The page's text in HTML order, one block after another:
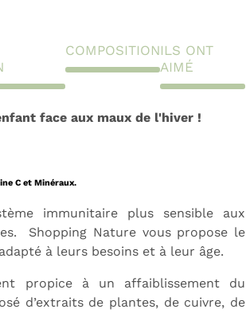
Livraison gratuite dès 59€
COMPOSITIONILS ONT
AIMÉ
face aux maux de l'hiver !
C et Minéraux.
immunitaire plus sensible aux
Shopping Nature vous propose le
à leurs besoins et à leur âge.
propice à un affaiblissement du
d’extraits de plantes, de cuivre, de